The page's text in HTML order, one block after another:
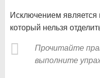
Исключением является
который нельзя
Прочитайте
выполните